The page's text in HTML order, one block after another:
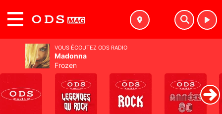
VOUS ÉCOUTEZ ODS RADIO
Madonna
Frozen